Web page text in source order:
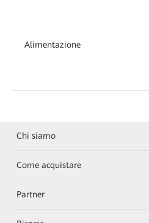
Alimentazione
Chi siamo
Come acquistare
Partner